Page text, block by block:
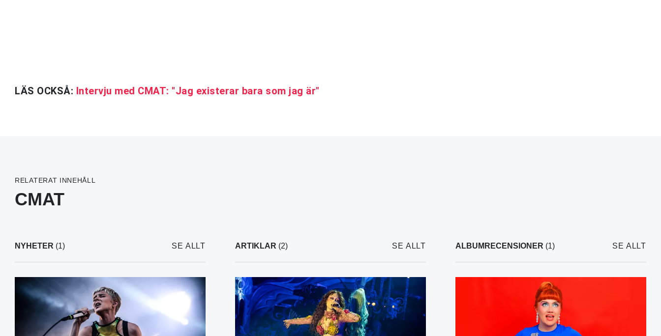
LÄS OCKSÅ: Intervju med CMAT: "Jag existerar bara som jag är"
RELATERAT INNEHÅLL
CMAT
NYHETER (1) SE ALLT ARTIKLAR (2) SE ALLT ALBUMRECENSIONER (1) SE ALLT